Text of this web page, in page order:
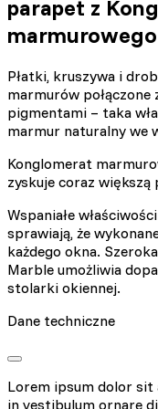
parapet z
marmurowego
Płatki, kruszywa i
marmurów
pigmentami – taka
marmur naturalny we
Konglomerat
zyskuje coraz większą
Wspaniałe
sprawiają, że
każdego okna.
Marble umożliwia
stolarki okiennej.
Dane techniczne
Lorem ipsum dolor sit
in vestibulum ornare